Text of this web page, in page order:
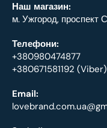
Наш магазин:
м. Ужгород, проспект
Телефони:
+380980474877
+380671581192 (Viber)
Email: